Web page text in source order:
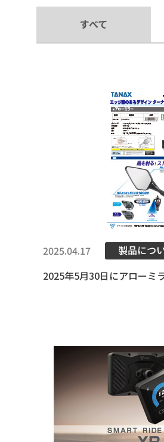
【PITGEAR】 クリーニング
すべて
2025.04.17
製品につ
2025年5月30日にアローミ